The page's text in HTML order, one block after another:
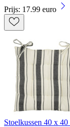
Prijs: 17.99 euro
Stoelkussen 40 x